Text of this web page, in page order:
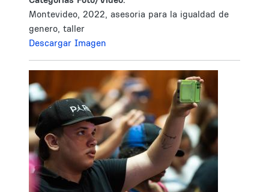
Montevideo, 2022, asesoria para la igualdad de
genero, taller
Descargar Imagen